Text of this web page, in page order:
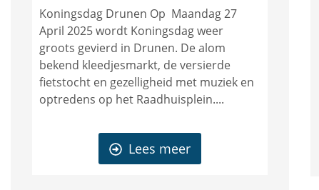
Koningsdag Drunen Op Maandag 27
April 2025 wordt Koningsdag weer
groots gevierd in Drunen. De alom
bekend kleedjesmarkt, de versierde
fietstocht en gezelligheid met muziek en
optredens op het Raadhuisplein....
Lees meer